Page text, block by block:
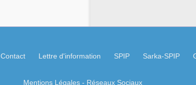
Contact Lettre d'information SPIP Sarka-SPIP
Mentions Légales- Réseaux Sociaux